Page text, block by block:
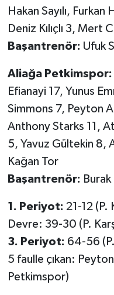
Hakan Sayılı, Furkan
Deniz Kılıçlı 3, Mert
Başantrenör: Ufuk
Aliağa Petkimspor:
Efianayi 17, Yunus
Simmons 7, Peyton
Anthony Starks 11,
5, Yavuz Gültekin 8,
Kağan Tor
Başantrenör:
1. Periyot: 21-12 (P.
Devre: 39-30 (P.
3. Periyot: 64-56
5 faulle çıkan:
Petkimspor)